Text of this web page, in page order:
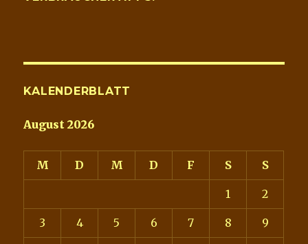
KALENDERBLATT
August 2026
M D M D F S S
1 2
3 4 5 6 7 8 9